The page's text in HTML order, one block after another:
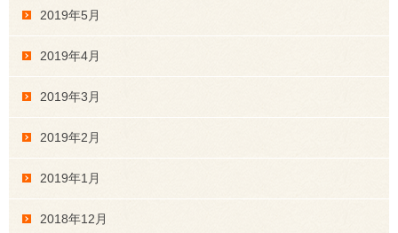
2019年5月
2019年4月
2019年3月
2019年2月
2019年1月
2018年12月